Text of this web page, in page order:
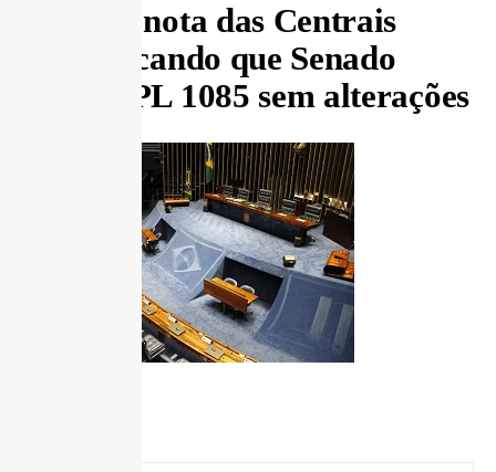
Confira nota das Centrais
reivindicando que Senado
aprove PL 1085 sem alterações